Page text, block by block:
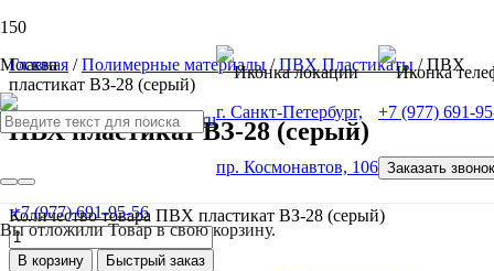
Москва
г. Санкт-Петербург,
пр. Космонавтов, 106
+7 (977) 691-
Заказать звонок
Вы отложилиТоварв свою корзину.
+7 (977) 691-95-56
Главная /Полимерные материалы /ПВХ Пластикаты / ПВХ
пластикат ВЗ-28 (серый)
ПВХ пластикат ВЗ-28 (серый)
от100
Количество товара ПВХ пластикат ВЗ-28 (серый)
В корзину Быстрый заказ